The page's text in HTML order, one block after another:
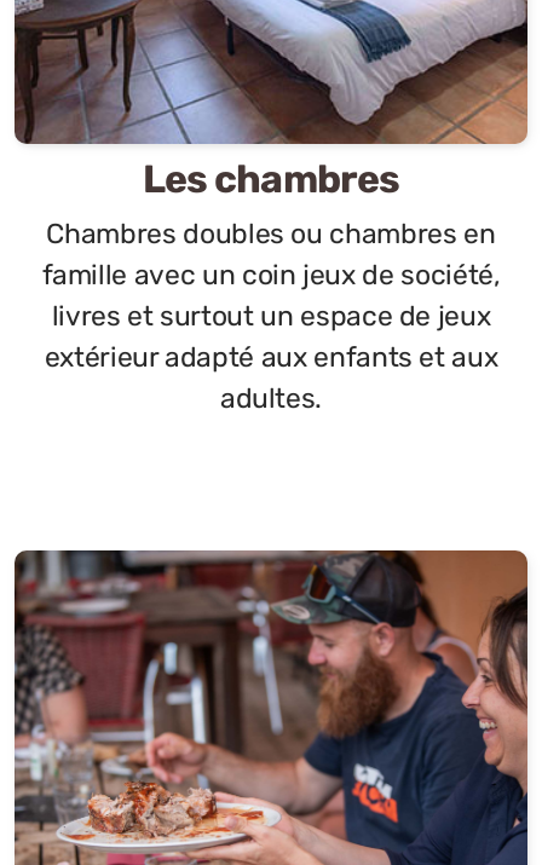
Les chambres
Chambres doubles ou chambres en
famille avec un coin jeux de société,
livres et surtout un espace de jeux
extérieur adapté aux enfants et aux
adultes.